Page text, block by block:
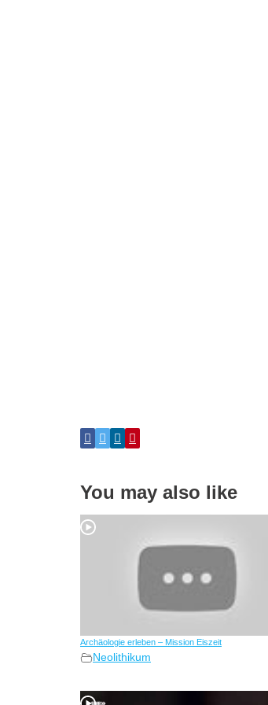
You may also like
Archäologie erleben – Mission Eiszeit
Neolithikum